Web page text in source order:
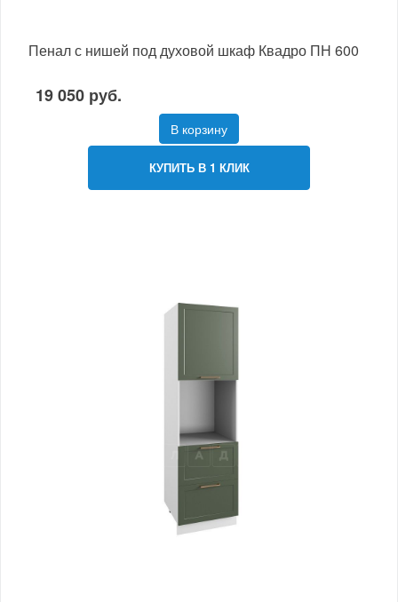
Пенал с нишей под духовой шкаф Квадро ПН 600
19 050 руб.
В корзину
КУПИТЬ В 1 КЛИК